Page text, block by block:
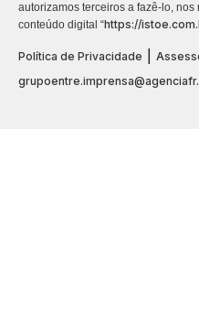
autorizamos terceiros a fazê-lo,
conteúdo digital “https://
Política de Privacidade